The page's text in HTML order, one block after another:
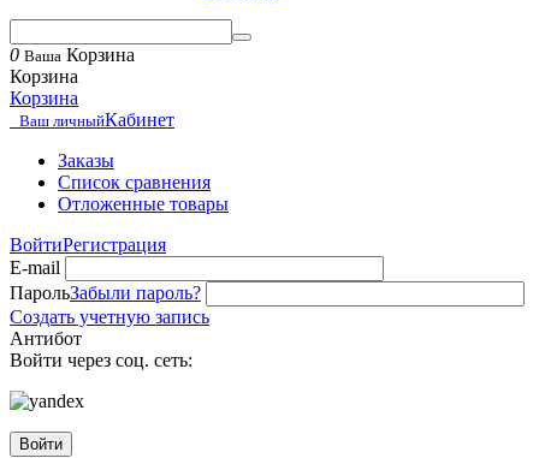
0 Ваша Корзина
Корзина
Корзина
Ваш личныйКабинет
Заказы
Список сравнения
Отложенные товары
ВойтиРегистрация
E-mail
ПарольЗабыли пароль?
Создать учетную запись
Антибот
Войти через соц. сеть:
Войти